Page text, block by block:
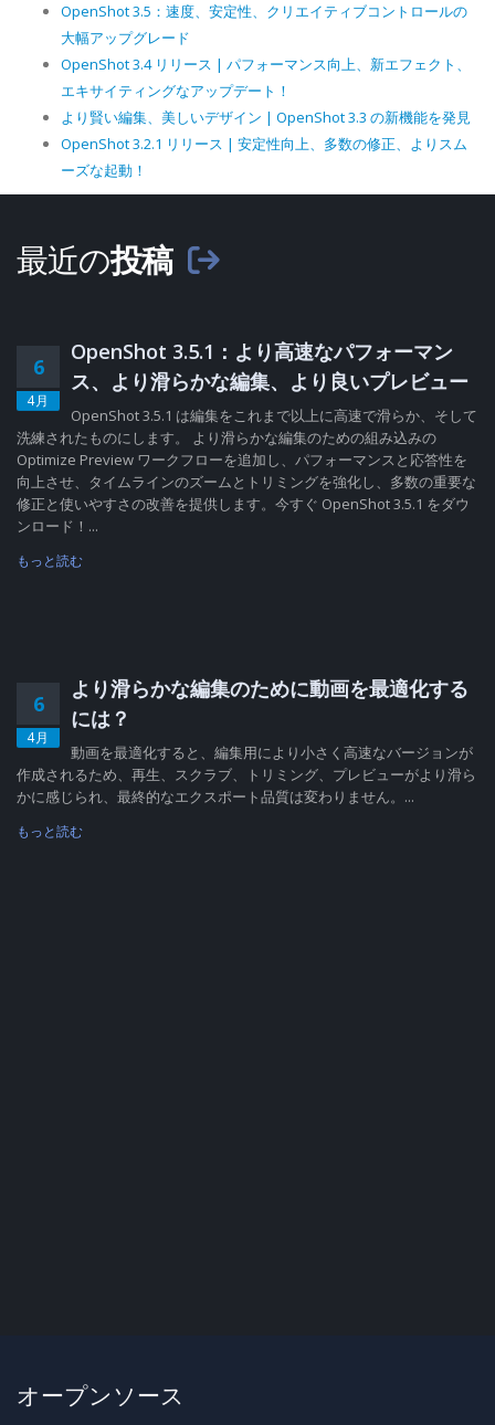
OpenShot 3.5：速度、安定性、クリエイティブコントロールの
大幅アップグレード
OpenShot 3.4 リリース | パフォーマンス向上、新エフェクト、
エキサイティングなアップデート！
より賢い編集、美しいデザイン | OpenShot 3.3 の新機能を発見
OpenShot 3.2.1 リリース | 安定性向上、多数の修正、よりスム
ーズな起動！
最近の投稿
6
4月
OpenShot 3.5.1：より高速なパフォーマン
ス、より滑らかな編集、より良いプレビュー
OpenShot 3.5.1 は編集をこれまで以上に高速で滑らか、そして
洗練されたものにします。 より滑らかな編集のための組み込みの
Optimize Preview ワークフローを追加し、パフォーマンスと応答性を
向上させ、タイムラインのズームとトリミングを強化し、多数の重要な
修正と使いやすさの改善を提供します。今すぐ OpenShot 3.5.1 をダウ
ンロード！...
もっと読む
6
4月
より滑らかな編集のために動画を最適化する
には？
動画を最適化すると、編集用により小さく高速なバージョンが
作成されるため、再生、スクラブ、トリミング、プレビューがより滑ら
かに感じられ、最終的なエクスポート品質は変わりません。...
もっと読む
オープンソース